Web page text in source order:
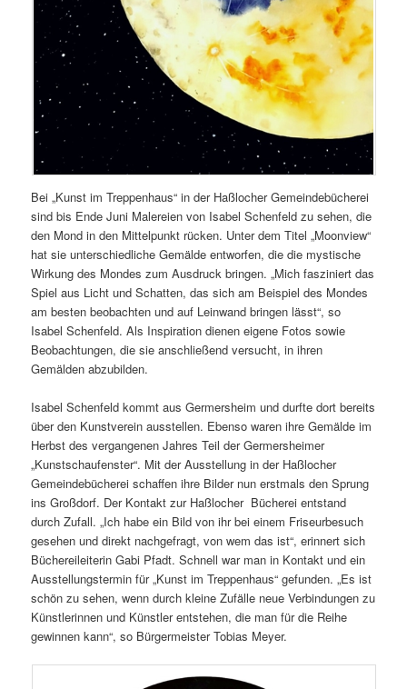
Bei „Kunst im Treppenhaus“ in der Haßlocher Gemeindebücherei
sind bis Ende Juni Malereien von Isabel Schenfeld zu sehen, die
den Mond in den Mittelpunkt rücken. Unter dem Titel „Moonview“
hat sie unterschiedliche Gemälde entworfen, die die mystische
Wirkung des Mondes zum Ausdruck bringen. „Mich fasziniert das
Spiel aus Licht und Schatten, das sich am Beispiel des Mondes
am besten beobachten und auf Leinwand bringen lässt“, so
Isabel Schenfeld. Als Inspiration dienen eigene Fotos sowie
Beobachtungen, die sie anschließend versucht, in ihren
Gemälden abzubilden.
Isabel Schenfeld kommt aus Germersheim und durfte dort bereits
über den Kunstverein ausstellen. Ebenso waren ihre Gemälde im
Herbst des vergangenen Jahres Teil der Germersheimer
„Kunstschaufenster“. Mit der Ausstellung in der Haßlocher
Gemeindebücherei schaffen ihre Bilder nun erstmals den Sprung
ins Großdorf. Der Kontakt zur Haßlocher Bücherei entstand
durch Zufall. „Ich habe ein Bild von ihr bei einem Friseurbesuch
gesehen und direkt nachgefragt, von wem das ist“, erinnert sich
Büchereileiterin Gabi Pfadt. Schnell war man in Kontakt und ein
Ausstellungstermin für „Kunst im Treppenhaus“ gefunden. „Es ist
schön zu sehen, wenn durch kleine Zufälle neue Verbindungen zu
Künstlerinnen und Künstler entstehen, die man für die Reihe
gewinnen kann“, so Bürgermeister Tobias Meyer.